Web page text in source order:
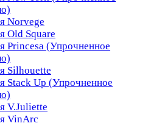
Norvege
Old Square
Princesa (Упрочненное
Silhouette
Stack Up (Упрочненное
V.Juliette
VinArc